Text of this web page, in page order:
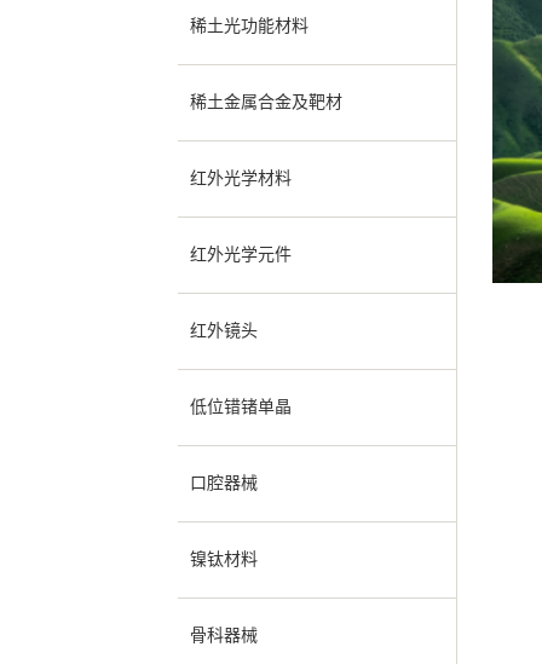
稀土光功能材料
稀土金属合金及靶材
红外光学材料
红外光学元件
红外镜头
低位错锗单晶
口腔器械
镍钛材料
骨科器械